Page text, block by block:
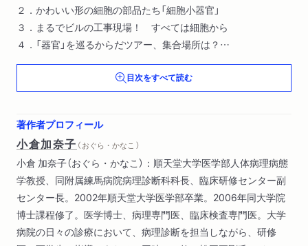
２．かわいい形の細胞の部品たち「細胞小器官」
３．まるでビルの工事現場！ すべては細胞から
４．「器官」を巡るからだツアー、集合場所は？
５．身体のなかの植物？
コラム１： 細胞からはじまる医学部カリキュラム
１．お口の中のハードとソフト
２．まるでつぼみ！「味蕾」がさき乱れる舌
３．自動制御スプリンクラーの唾液腺たち
４．クロワッサン顔負けの多層な食道粘膜
５．ゴージャスな二階建て構造の胃粘膜
６．脳相？ 妄想？
７．十二本の指の長さの十二指腸
目次をすべて読む
著作者プロフィール
小倉加奈子 （ おぐら・かなこ ）
小倉 加奈子（おぐら・かなこ）：順天堂大学医学部人体病理病態
学教授、同附属練馬病院病理診断科科長、臨床研修センター副
センター長。2002年順天堂大学医学部卒業。2006年同大学院
博士課程修了。医学博士、病理専門医、臨床検査専門医。大学
病院の日々の診療において、病理診断を担当しながら、研修